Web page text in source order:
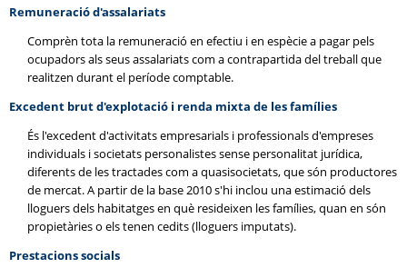
Remuneració d'assalariats
Comprèn tota la remuneració en efectiu i en espècie a pagar pels
ocupadors als seus assalariats com a contrapartida del treball que
realitzen durant el període comptable.
Excedent brut d'explotació i renda mixta de les famílies
És l'excedent d'activitats empresarials i professionals d'empreses
individuals i societats personalistes sense personalitat jurídica,
diferents de les tractades com a quasisocietats, que són productores
de mercat. A partir de la base 2010 s'hi inclou una estimació dels
lloguers dels habitatges en què resideixen les famílies, quan en són
propietàries o els tenen cedits (lloguers imputats).
Prestacions socials